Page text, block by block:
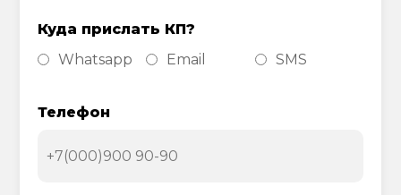
Куда прислать КП?
Whatsapp
Email SMS
Телефон